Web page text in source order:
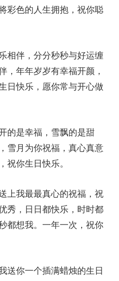
彩色的人生拥抱，祝你聪
相伴，分分秒秒与好运缠
，年年岁岁有幸福开颜，
日快乐，愿你常与开心做
的是幸福，雪飘的是甜
雪月为你祝福，真心真意
祝你生日快乐。
上我最最真心的祝福，祝
秀，日日都快乐，时时都
都想我。一年一次，祝你
送你一个插满蜡烛的生日